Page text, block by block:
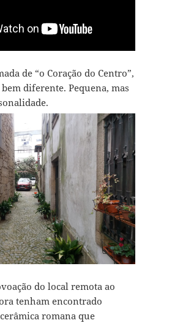
de “o Coração do Centro”,
diferente. Pequena, mas
do local remota ao
tenham encontrado
romana que